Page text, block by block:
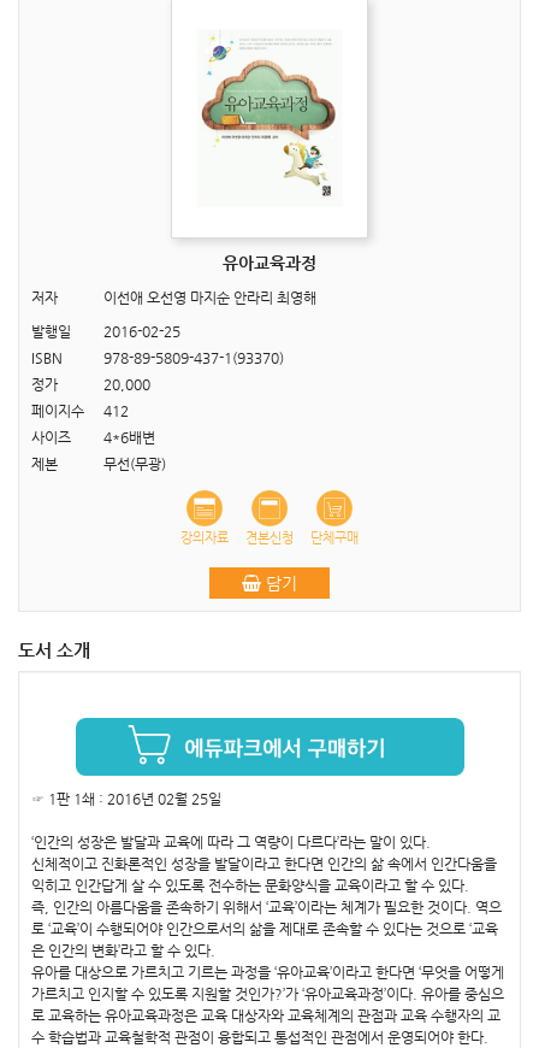
유아교육과정
저자
이선애 오선영 마지순 안라리 최영해
발행일
2016-02-25
ISBN
978-89-5809-437-1(93370)
정가
20,000
페이지수
412
사이즈
4*6배변
제본
무선(무광)
강의자료 견본신청 단체구매
담기
도서 소개
☞ 1판 1쇄 : 2016년 02월 25일
‘인간의 성장은 발달과 교육에 따라 그 역량이 다르다’라는 말이 있다.
신체적이고 진화론적인 성장을 발달이라고 한다면 인간의 삶 속에서 인간다움을
익히고 인간답게 살 수 있도록 전수하는 문화양식을 교육이라고 할 수 있다.
즉, 인간의 아름다움을 존속하기 위해서 ‘교육’이라는 체계가 필요한 것이다. 역으
로 ‘교육’이 수행되어야 인간으로서의 삶을 제대로 존속할 수 있다는 것으로 ‘교육
은 인간의 변화’라고 할 수 있다.
유아를 대상으로 가르치고 기르는 과정을 ‘유아교육’이라고 한다면 ‘무엇을 어떻게
가르치고 인지할 수 있도록 지원할 것인가?’가 ‘유아교육과정’이다. 유아를 중심으
로 교육하는 유아교육과정은 교육 대상자와 교육체계의 관점과 교육 수행자의 교
수 학습법과 교육철학적 관점이 융합되고 통섭적인 관점에서 운영되어야 한다.